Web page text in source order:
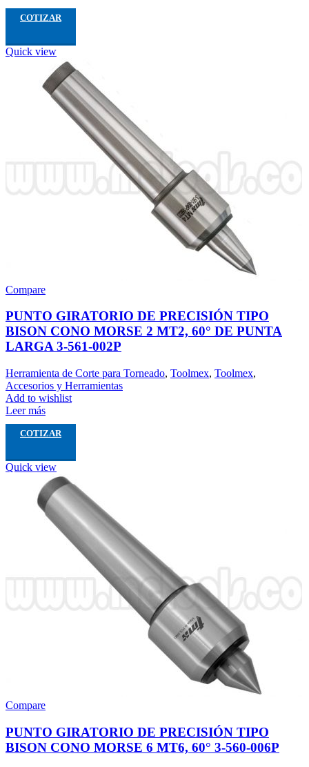
COTIZAR
Quick view
Compare
PUNTO GIRATORIO DE PRECISIÓN TIPO
BISON CONO MORSE 2 MT2, 60° DE PUNTA
LARGA 3-561-002P
Herramienta de Corte para Torneado, Toolmex, Toolmex,
Accesorios y Herramientas
Add to wishlist
Leer más
COTIZAR
Quick view
Compare
PUNTO GIRATORIO DE PRECISIÓN TIPO
BISON CONO MORSE 6 MT6, 60° 3-560-006P